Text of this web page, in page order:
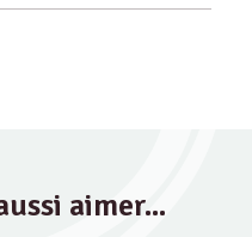
aimer...